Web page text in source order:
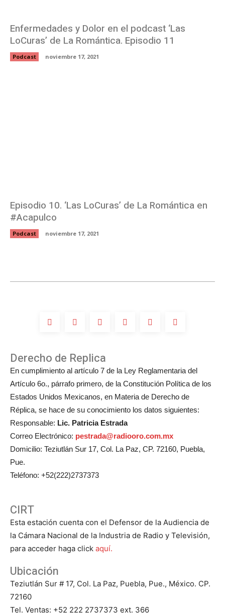
Enfermedades y Dolor en el podcast ‘Las
LoCuras’ de La Romántica. Episodio 11
Podcast noviembre 17, 2021
Episodio 10. ‘Las LoCuras’ de La Romántica en
#Acapulco
Podcast noviembre 17, 2021
Derecho de Replica
En cumplimiento al artículo 7 de la Ley Reglamentaria del
Artículo 6o., párrafo primero, de la Constitución Política de los
Estados Unidos Mexicanos, en Materia de Derecho de
Réplica, se hace de su conocimiento los datos siguientes:
Responsable: Lic. Patricia Estrada
Correo Electrónico: pestrada@radiooro.com.mx
Domicilio: Teziutlán Sur 17, Col. La Paz, CP. 72160, Puebla,
Pue.
Teléfono: +52(222)2737373
CIRT
Esta estación cuenta con el Defensor de la Audiencia de
la Cámara Nacional de la Industria de Radio y Televisión,
para acceder haga click aquí.
Ubicación
Teziutlán Sur # 17, Col. La Paz, Puebla, Pue., México. CP.
72160
Tel. Ventas: +52 222 2737373 ext. 366